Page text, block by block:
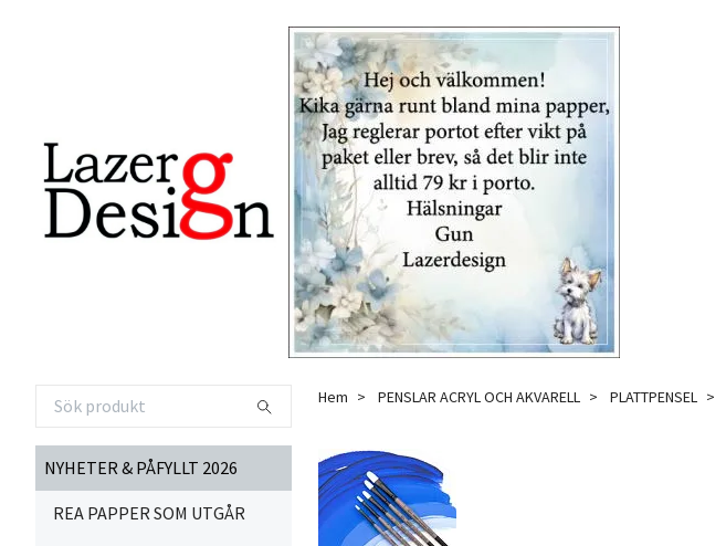
NYHETER & PÅFYLLT 2026
REA PAPPER SOM UTGÅR
Hem PENSLAR ACRYL OCH AKVARELL PLATTPENSEL